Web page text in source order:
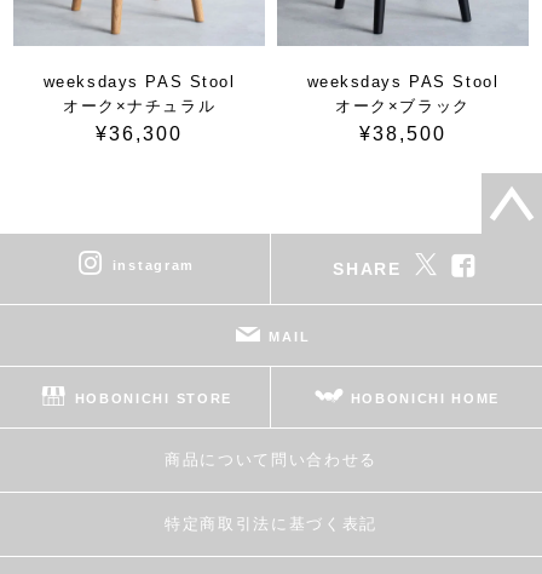
weeksdays PAS Stool
オーク×ナチュラル
¥36,300
weeksdays PAS Stool
オーク×ブラック
¥38,500
instagram SHARE
MAIL
HOBONICHI STORE HOBONICHI HOME
商品について問い合わせる
特定商取引法に基づく表記